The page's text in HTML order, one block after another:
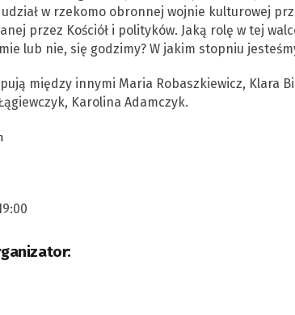
w rzekomo obronnej wojnie kulturowej
przez Kościół i polityków. Jaką rolę w tej
lub nie, się godzimy? W jakim stopniu
między innymi Maria Robaszkiewicz, Klara
Karolina Adamczyk.